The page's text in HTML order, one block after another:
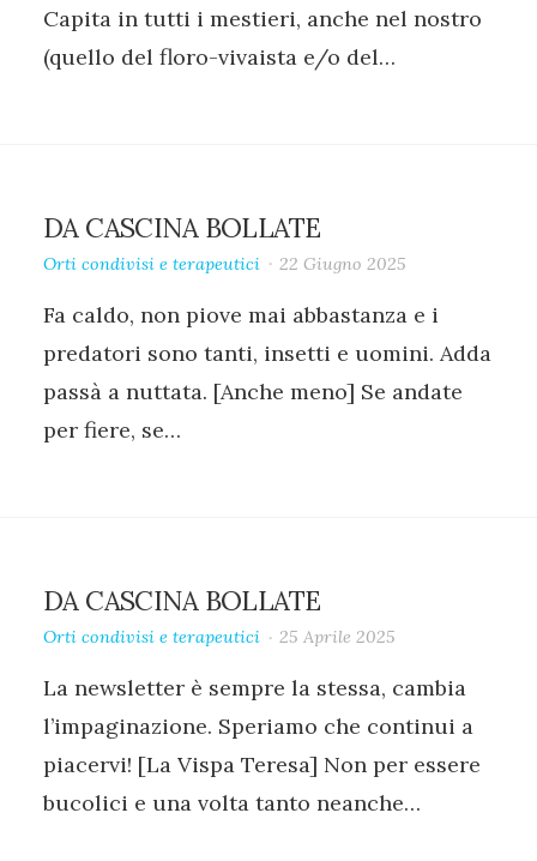
Capita in tutti i mestieri, anche nel nostro
(quello del floro-vivaista e/o del…
DA CASCINA BOLLATE
Orti condivisi e terapeutici 22 Giugno 2025
Fa caldo, non piove mai abbastanza e i
predatori sono tanti, insetti e uomini. Adda
passà a nuttata. [Anche meno] Se andate
per fiere, se…
DA CASCINA BOLLATE
Orti condivisi e terapeutici 25 Aprile 2025
La newsletter è sempre la stessa, cambia
l’impaginazione. Speriamo che continui a
piacervi! [La Vispa Teresa] Non per essere
bucolici e una volta tanto neanche…